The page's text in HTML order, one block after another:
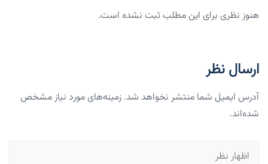
هنوز نظری برای این مطلب ثبت نشده است.
ارسال نظر
آدرس ایمیل شما منتشر نخواهد شد. زمینه‌های مورد نیاز مشخص
شده‌اند.